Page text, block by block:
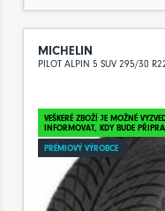
MICHELIN
PILOT ALPIN 5 SUV 295/30
VEŠKERÉ ZBOŽÍ JE MOŽNÉ
INFORMOVAT, KDY BUDE
PRÉMIOVÝ VÝROBCE